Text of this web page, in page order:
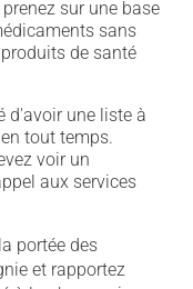
sur une base
sans
de santé
d'avoir une liste à
tout temps.
voir un
aux services
portée des
et rapportez